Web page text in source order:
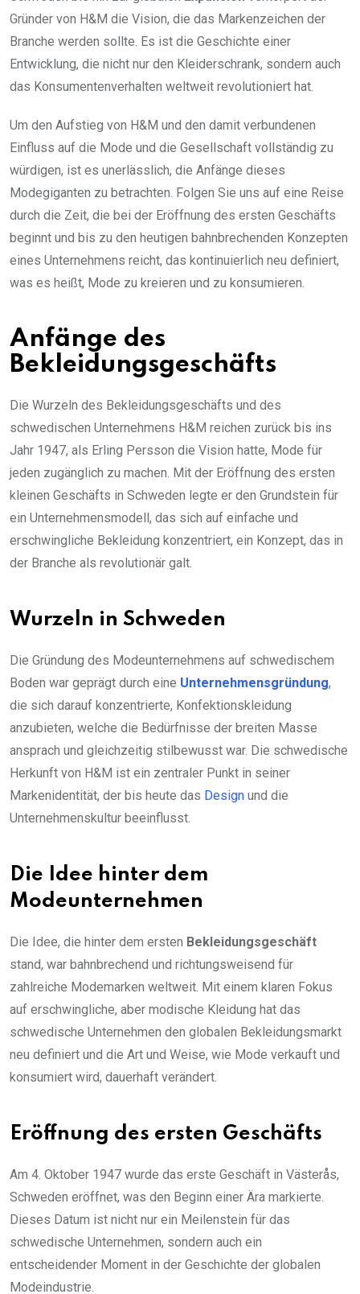
Gründer von H&M die Vision, die das Markenzeichen der
Branche werden sollte. Es ist die Geschichte einer
Entwicklung, die nicht nur den Kleiderschrank, sondern auch
das Konsumentenverhalten weltweit revolutioniert hat.
Um den Aufstieg von H&M und den damit verbundenen
Einfluss auf die Mode und die Gesellschaft vollständig zu
würdigen, ist es unerlässlich, die Anfänge dieses
Modegiganten zu betrachten. Folgen Sie uns auf eine Reise
durch die Zeit, die bei der Eröffnung des ersten Geschäfts
beginnt und bis zu den heutigen bahnbrechenden Konzepten
eines Unternehmens reicht, das kontinuierlich neu definiert,
was es heißt, Mode zu kreieren und zu konsumieren.
Anfänge des
Bekleidungsgeschäfts
Die Wurzeln des Bekleidungsgeschäfts und des
schwedischen Unternehmens H&M reichen zurück bis ins
Jahr 1947, als Erling Persson die Vision hatte, Mode für
jeden zugänglich zu machen. Mit der Eröffnung des ersten
kleinen Geschäfts in Schweden legte er den Grundstein für
ein Unternehmensmodell, das sich auf einfache und
erschwingliche Bekleidung konzentriert, ein Konzept, das in
der Branche als revolutionär galt.
Wurzeln in Schweden
Die Gründung des Modeunternehmens auf schwedischem
Boden war geprägt durch eine Unternehmensgründung,
die sich darauf konzentrierte, Konfektionskleidung
anzubieten, welche die Bedürfnisse der breiten Masse
ansprach und gleichzeitig stilbewusst war. Die schwedische
Herkunft von H&M ist ein zentraler Punkt in seiner
Markenidentität, der bis heute das Design und die
Unternehmenskultur beeinflusst.
Die Idee hinter dem
Modeunternehmen
Die Idee, die hinter dem ersten Bekleidungsgeschäft
stand, war bahnbrechend und richtungsweisend für
zahlreiche Modemarken weltweit. Mit einem klaren Fokus
auf erschwingliche, aber modische Kleidung hat das
schwedische Unternehmen den globalen Bekleidungsmarkt
neu definiert und die Art und Weise, wie Mode verkauft und
konsumiert wird, dauerhaft verändert.
Eröffnung des ersten Geschäfts
Am 4. Oktober 1947 wurde das erste Geschäft in Västerås,
Schweden eröffnet, was den Beginn einer Ära markierte.
Dieses Datum ist nicht nur ein Meilenstein für das
schwedische Unternehmen, sondern auch ein
entscheidender Moment in der Geschichte der globalen
Modeindustrie.